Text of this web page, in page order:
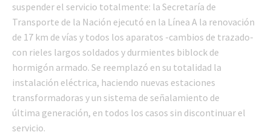
suspender el servicio totalmente: la Secretaría de
Transporte de la Nación ejecutó en la Línea A la renovación
de 17 km de vías y todos los aparatos -cambios de trazado-
con rieles largos soldados y durmientes biblock de
hormigón armado. Se reemplazó en su totalidad la
instalación eléctrica, haciendo nuevas estaciones
transformadoras y un sistema de señalamiento de
última generación, en todos los casos sin discontinuar el
servicio.